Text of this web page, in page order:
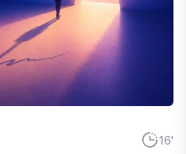
16'